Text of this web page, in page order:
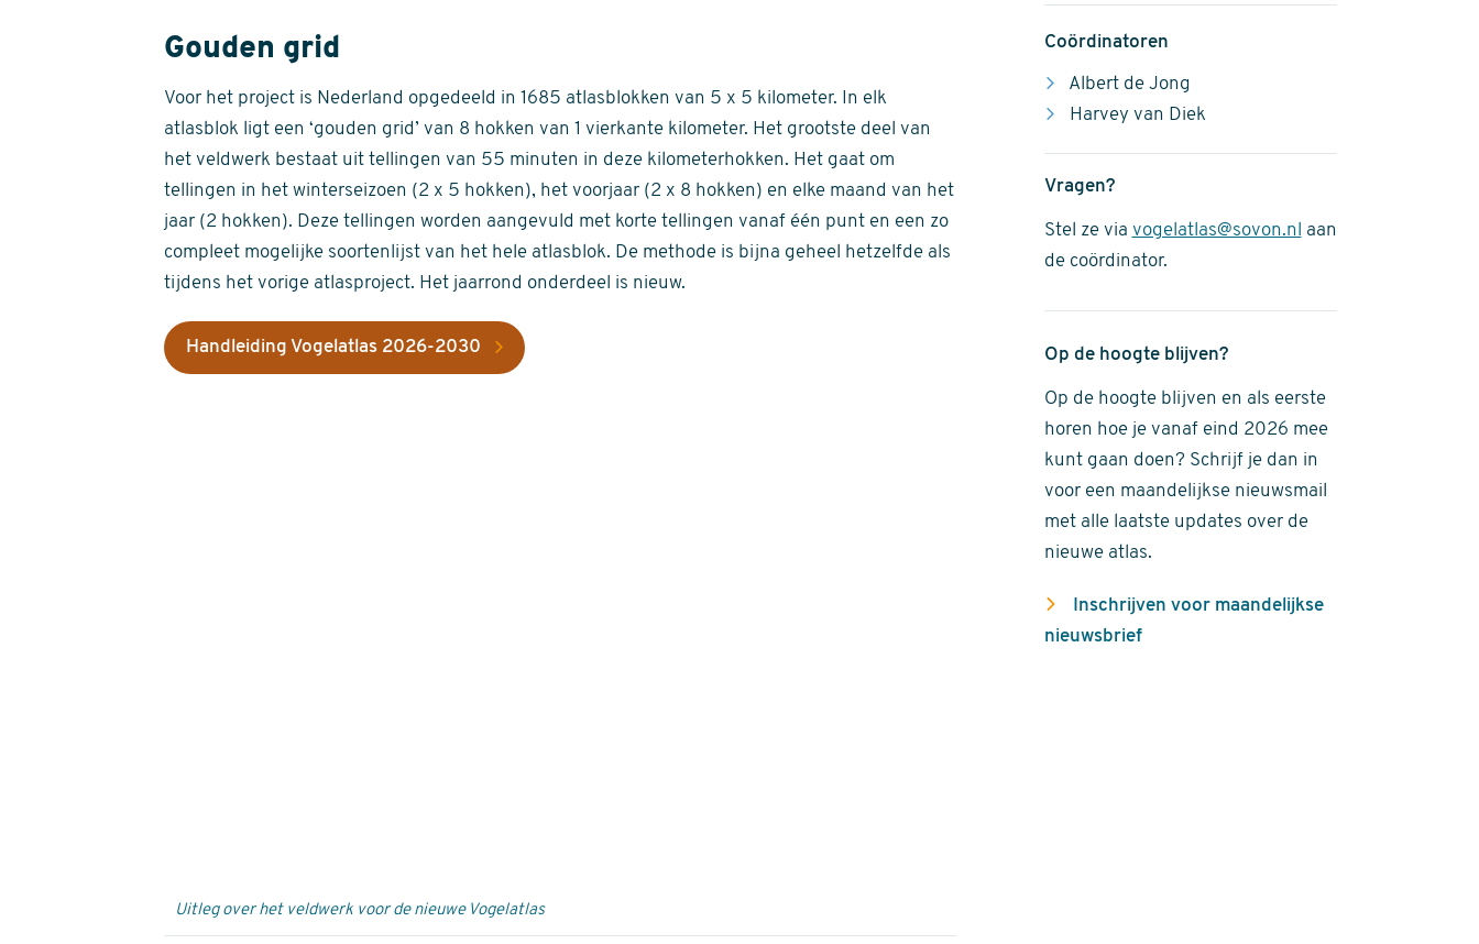
Gouden grid
Voor het project is Nederland opgedeeld in 1685 atlasblokken van 5 x 5 kilometer. In elk
atlasblok ligt een ‘gouden grid’ van 8 hokken van 1 vierkante kilometer. Het grootste deel van
het veldwerk bestaat uit tellingen van 55 minuten in deze kilometerhokken. Het gaat om
tellingen in het winterseizoen (2 x 5 hokken), het voorjaar (2 x 8 hokken) en elke maand van het
jaar (2 hokken). Deze tellingen worden aangevuld met korte tellingen vanaf één punt en een zo
compleet mogelijke soortenlijst van het hele atlasblok. De methode is bijna geheel hetzelfde als
tijdens het vorige atlasproject. Het jaarrond onderdeel is nieuw.
Handleiding Vogelatlas 2026-2030
Uitleg over het veldwerk voor de nieuwe Vogelatlas
Coördinatoren
Albert de Jong
Harvey van Diek
Vragen?
Stel ze via vogelatlas@sovon.nl
aan
de coördinator.
Op de hoogte blijven?
Op de hoogte blijven en als eerste
horen hoe je vanaf eind 2026 mee
kunt gaan doen? Schrijf je dan in
voor een maandelijkse nieuwsmail
met alle laatste updates over de
nieuwe atlas.
Inschrijven voor maandelijkse
nieuwsbrief